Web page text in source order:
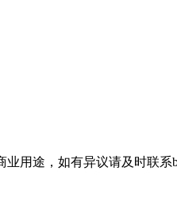
途，如有异议请及时联系